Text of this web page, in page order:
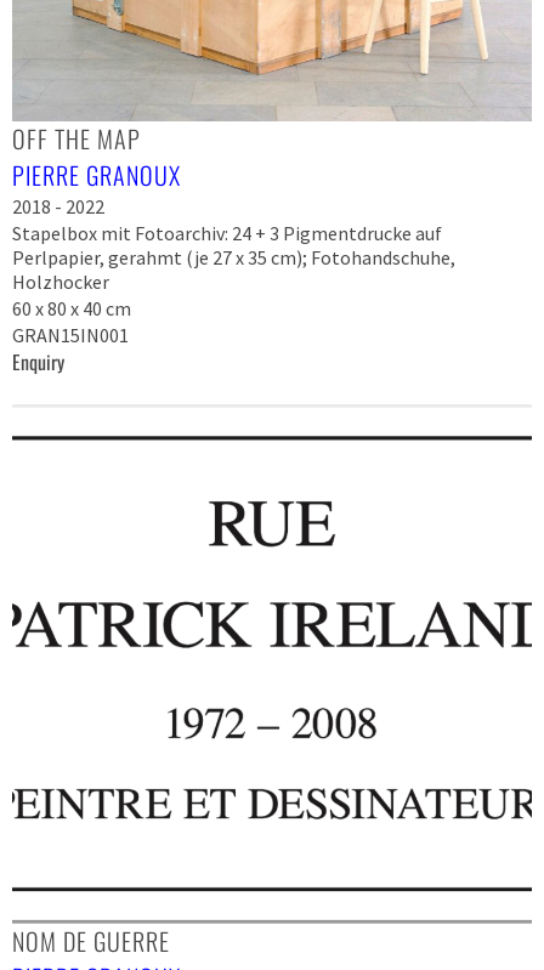
OFF THE MAP
PIERRE GRANOUX
2018 - 2022
Stapelbox mit Fotoarchiv: 24 + 3 Pigmentdrucke auf
Perlpapier, gerahmt (je 27 x 35 cm); Fotohandschuhe,
Holzhocker
60 x 80 x 40 cm
GRAN15IN001
Enquiry
NOM DE GUERRE